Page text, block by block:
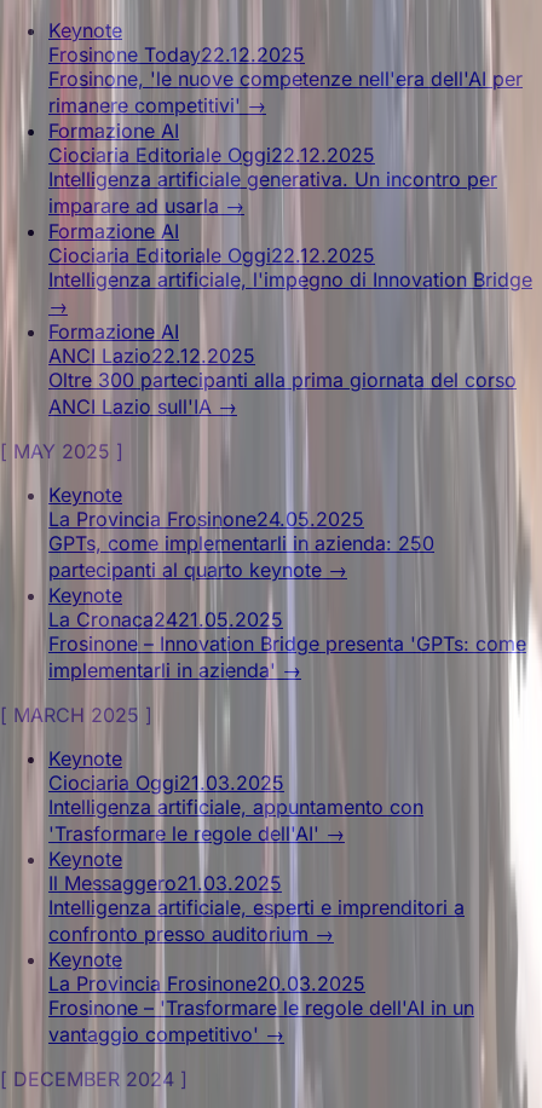
Keynote
Frosinone Today22.12.2025
Frosinone, 'le nuove competenze nell'era dell'AI per
rimanere competitivi' →
Formazione AI
Ciociaria Editoriale Oggi22.12.2025
Intelligenza artificiale generativa. Un incontro per
imparare ad usarla →
Formazione AI
Ciociaria Editoriale Oggi22.12.2025
Intelligenza artificiale, l'impegno di Innovation Bridge
→
Formazione AI
ANCI Lazio22.12.2025
Oltre 300 partecipanti alla prima giornata del corso
ANCI Lazio sull'IA →
[ MAY 2025 ]
Keynote
La Provincia Frosinone24.05.2025
GPTs, come implementarli in azienda: 250
partecipanti al quarto keynote →
Keynote
La Cronaca2421.05.2025
Frosinone – Innovation Bridge presenta 'GPTs: come
implementarli in azienda' →
[ MARCH 2025 ]
Keynote
Ciociaria Oggi21.03.2025
Intelligenza artificiale, appuntamento con
'Trasformare le regole dell'AI' →
Keynote
Il Messaggero21.03.2025
Intelligenza artificiale, esperti e imprenditori a
confronto presso auditorium →
Keynote
La Provincia Frosinone20.03.2025
Frosinone – 'Trasformare le regole dell'AI in un
vantaggio competitivo' →
[ DECEMBER 2024 ]